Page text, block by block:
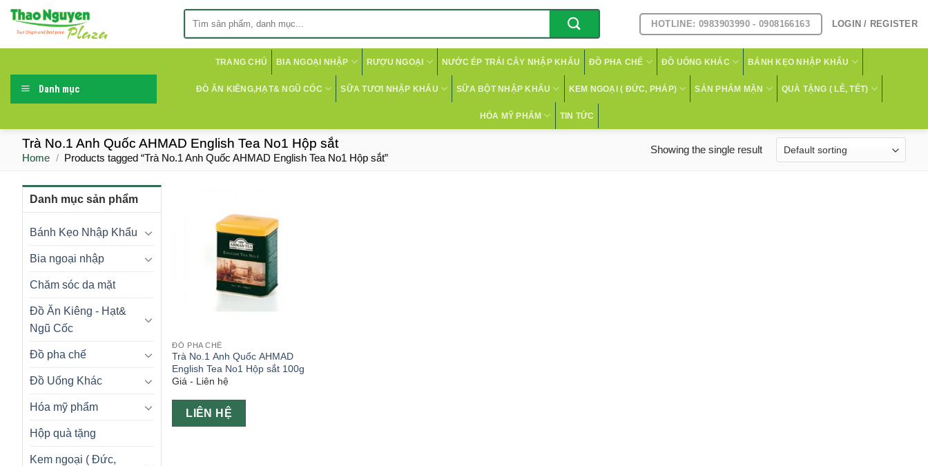
Skip
HOTLINE: 0983903990 - 0908166163 LOGIN / REGISTER
Danh mục
TRANG CHỦ BIA NGOẠI NHẬP RƯỢU NGOẠI NƯỚC ÉP TRÁI CÂY NHẬP KHẨU ĐỒ PHA CHẾ ĐỒ UỐNG KHÁC BÁNH KẸO NHẬP KHẨU
ĐỒ ĂN KIÊNG,HẠT& NGŨ CỐC SỮA TƯƠI NHẬP KHẨU SỮA BỘT NHẬP KHẨU KEM NGOẠI ( ĐỨC, PHÁP) SẢN PHẨM MẶN QUÀ TẶNG ( LỄ, TẾT)
HÓA MỸ PHẨM TIN TỨC
Trà No.1 Anh Quốc AHMAD English Tea No1 Hộp sắt
Home / Products tagged “Trà No.1 Anh Quốc AHMAD English Tea No1 Hộp sắt”
Showing the single result
Danh mục sản phẩm
Bánh Kẹo Nhập Khẩu
Bia ngoại nhập
Chăm sóc da mặt
Đồ Ăn Kiêng - Hạt&
Ngũ Cốc
Đồ pha chế
Đồ Uống Khác
Hóa mỹ phẩm
Hộp quà tặng
Kem ngoại ( Đức,
ĐỒ PHA CHẾ
Trà No.1 Anh Quốc AHMAD
English Tea No1 Hộp sắt 100g
Giá - Liên hệ
LIÊN HỆ